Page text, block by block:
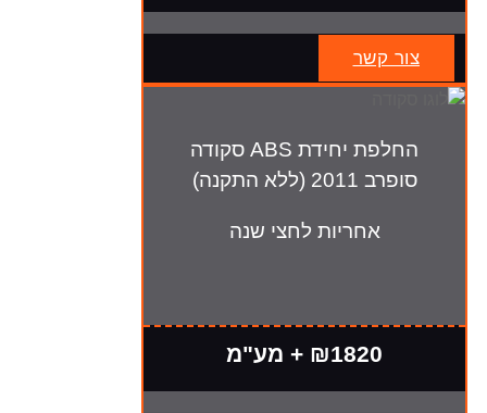
צור קשר
החלפת יחידת ABS סקודה
סופרב 2011 (ללא התקנה)
אחריות לחצי שנה
₪1820 + מע"מ